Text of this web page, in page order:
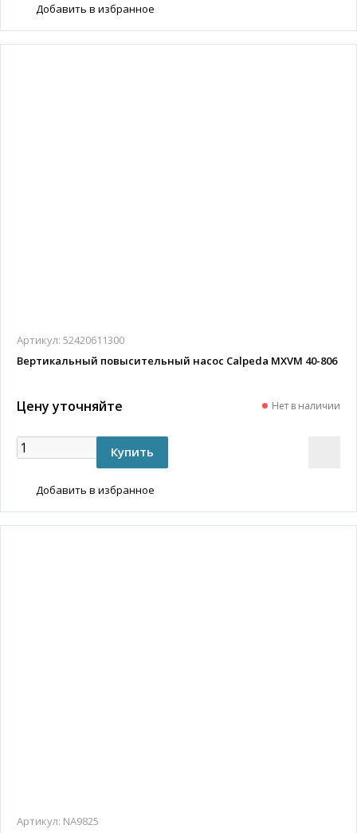
Добавить в избранное
Артикул: 52420611300
Вертикальный повысительный насос Calpeda MXVM 40-806
Цену уточняйте Нет в наличии
Добавить в избранное
Артикул: NA9825